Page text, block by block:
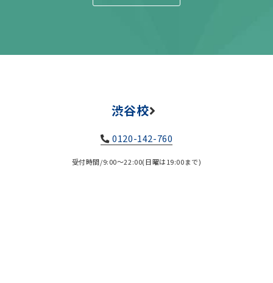
渋谷校
0120-142-760
受付時間/9:00～22:00(日曜は19:00まで)